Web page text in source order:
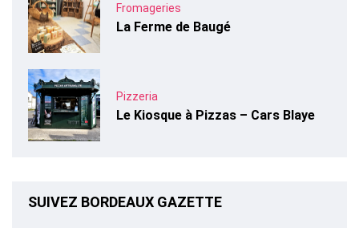
Fromageries
La Ferme de Baugé
Pizzeria
Le Kiosque à Pizzas – Cars Blaye
SUIVEZ BORDEAUX GAZETTE